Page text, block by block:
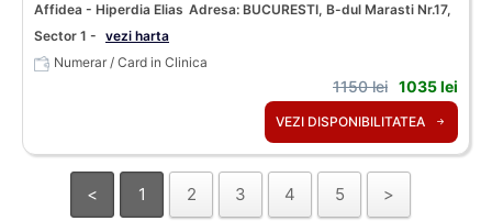
Affidea - Hiperdia Elias Adresa: BUCURESTI, B-dul Marasti Nr.17,
Sector 1 - vezi harta
Numerar / Card in Clinica
1150 lei 1035 lei
VEZI DISPONIBILITATEA
< 1 2 3 4 5 >